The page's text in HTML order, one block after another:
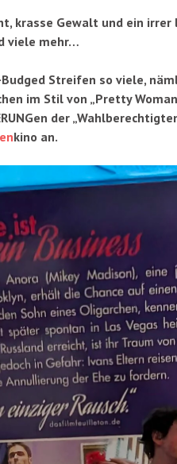
krasse Gewalt und ein
viele mehr…
Streifen so viele,
im Stil von „Pretty
der
kino an.